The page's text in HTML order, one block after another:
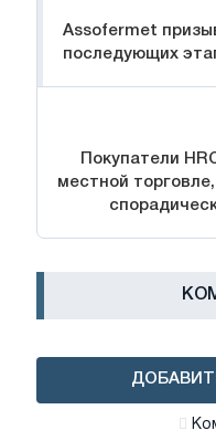
Assofermet
последующих
Покупатели
местной